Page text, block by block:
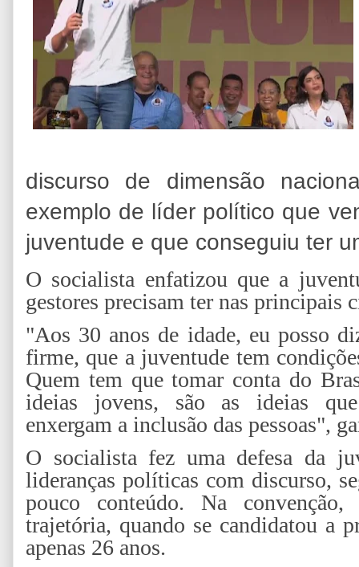
discurso de dimensão
exemplo de líder político que
juventude e que conseguiu ter
O socialista enfatizou que a
gestores precisam ter nas principais
"Aos 30 anos de idade, eu posso
firme, que a juventude tem
Quem tem que tomar conta do
ideias jovens, são as ideias
enxergam a inclusão das pessoas",
O socialista fez uma defesa da
lideranças políticas com discurso,
pouco conteúdo. Na
trajetória, quando se candidatou a
apenas 26 anos.